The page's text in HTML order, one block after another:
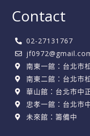
Contact
02-27131767
南東一館：台北市
南東二館：台北市
華山館：台北市中
忠孝一館：台北市
未來館：籌備中